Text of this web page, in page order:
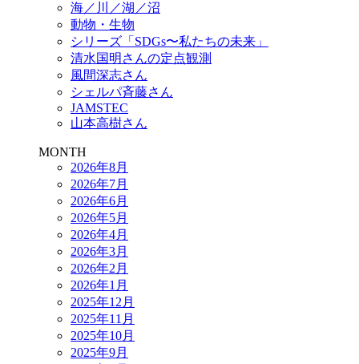
海／川／湖／沼
動物・生物
シリーズ「SDGs〜私たちの未来」
清水国明さんの定点観測
風間深志さん
シェルパ斉藤さん
JAMSTEC
山本高樹さん
MONTH
2026年8月
2026年7月
2026年6月
2026年5月
2026年4月
2026年3月
2026年2月
2026年1月
2025年12月
2025年11月
2025年10月
2025年9月